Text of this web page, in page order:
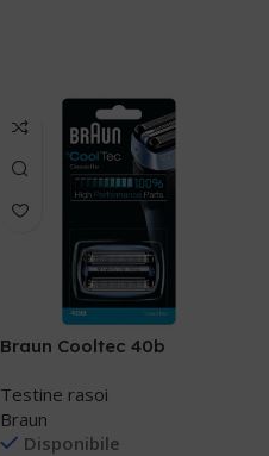
Braun Cooltec 40b
Testine rasoi
Braun
Disponibile